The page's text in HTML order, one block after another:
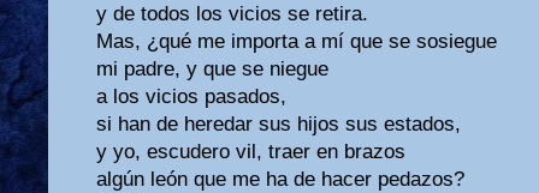
y de todos los vicios se retira.
Mas, ¿qué me importa a mí que se sosiegue
mi padre, y que se niegue
a los vicios pasados,
si han de heredar sus hijos sus estados,
y yo, escudero vil, traer en brazos
algún león que me ha de hacer pedazos?